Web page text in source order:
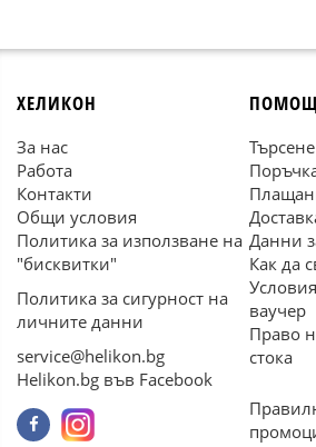
ХЕЛИКОН
За нас
Работа
Контакти
Общи условия
Политика за използване на
"бисквитки"
Политика за сигурност на
личните данни
service@helikon.bg
Helikon.bg във Facebook
Търсене
Данни
Как да
ваучер
Право
стока